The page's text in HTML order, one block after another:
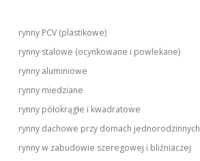
rynny PCV (plastikowe)
rynny stalowe (ocynkowane i powlekane)
rynny aluminiowe
rynny miedziane
rynny półokrągłe i kwadratowe
rynny dachowe przy domach jednorodzinnych
rynny w zabudowie szeregowej i bliźniaczej